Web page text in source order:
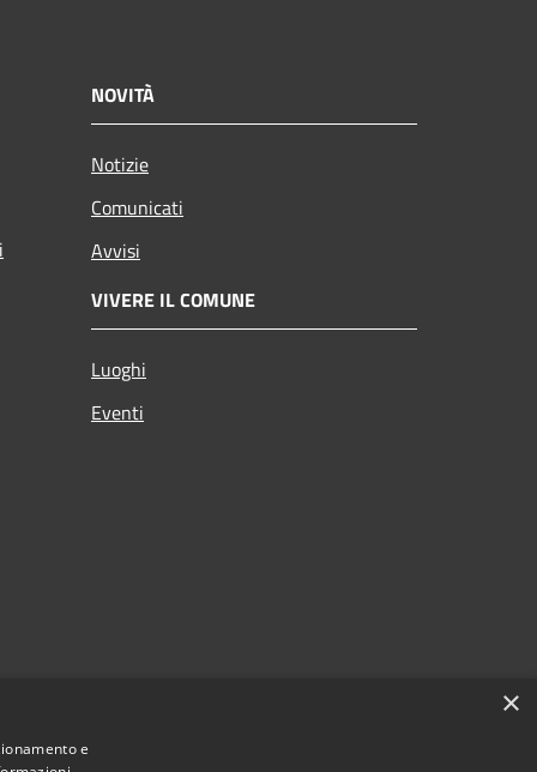
NOVITÀ
Notizie
Comunicati
Avvisi
VIVERE IL COMUNE
Luoghi
Eventi
×
e